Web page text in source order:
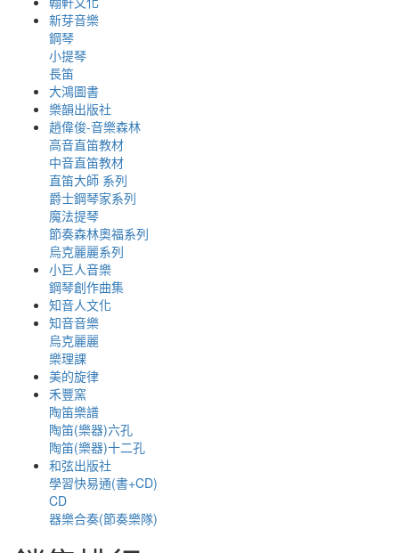
新芽音樂
鋼琴
小提琴
長笛
大鴻圖書
樂韻出版社
趙偉俊-音樂森林
高音直笛教材
中音直笛教材
直笛大師 系列
爵士鋼琴家系列
魔法提琴
節奏森林奧福系列
烏克麗麗系列
小巨人音樂
鋼琴創作曲集
知音人文化
知音音樂
烏克麗麗
樂理課
美的旋律
禾豐窯
陶笛樂譜
陶笛(樂器)六孔
陶笛(樂器)十二孔
和弦出版社
學習快易通(書+CD)
CD
器樂合奏(節奏樂隊)